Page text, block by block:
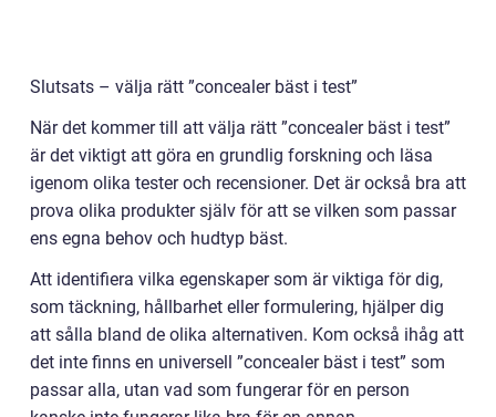
Slutsats – välja rätt ”concealer bäst i test”
När det kommer till att välja rätt ”concealer bäst i test”
är det viktigt att göra en grundlig forskning och läsa
igenom olika tester och recensioner. Det är också bra att
prova olika produkter själv för att se vilken som passar
ens egna behov och hudtyp bäst.
Att identifiera vilka egenskaper som är viktiga för dig,
som täckning, hållbarhet eller formulering, hjälper dig
att sålla bland de olika alternativen. Kom också ihåg att
det inte finns en universell ”concealer bäst i test” som
passar alla, utan vad som fungerar för en person